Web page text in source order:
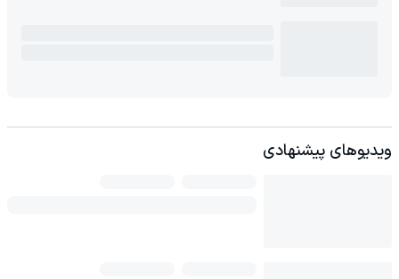
ویدیوهای پیشنهادی